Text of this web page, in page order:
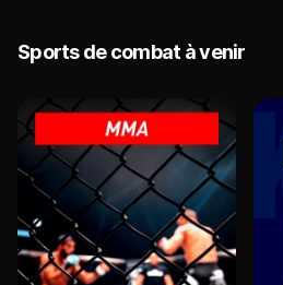
Sports de combat à venir